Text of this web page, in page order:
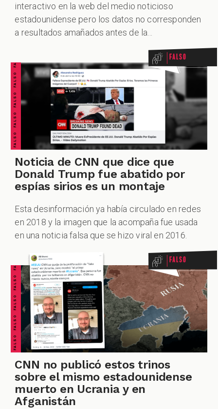
interactivo en la web del medio noticioso
estadounidense pero los datos no corresponden
a resultados amañados antes de la...
FALSO FALSO FALSO FALSO FALSO FALSO FALSO Falso
Noticia de CNN que dice que
Donald Trump fue abatido por
espías sirios es un montaje
Esta desinformación ya había circulado en redes
en 2018 y la imagen que la acompaña fue usada
en una noticia falsa que se hizo viral en 2016.
FALSO FALSO FALSO FALSO FALSO FALSO FALSO Falso
CNN no publicó estos trinos
sobre el mismo estadounidense
muerto en Ucrania y en
Afganistán